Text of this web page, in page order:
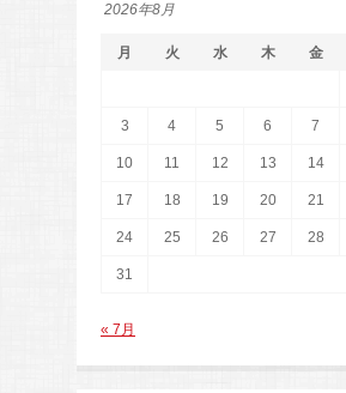
2026年8月
月 火 水 木 金
3 4 5 6 7
10 11 12 13 14
17 18 19 20 21
24 25 26 27 28
31
« 7月